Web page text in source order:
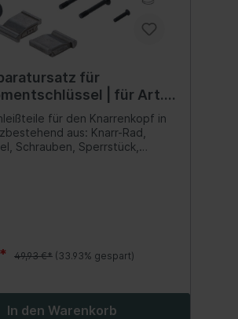
für
| für Art.
für den Knarrenkopf in
aus: Knarr-Rad,
Schrauben, Sperrstück,
49,93 €* (33.93% gespart)
In den Warenkorb